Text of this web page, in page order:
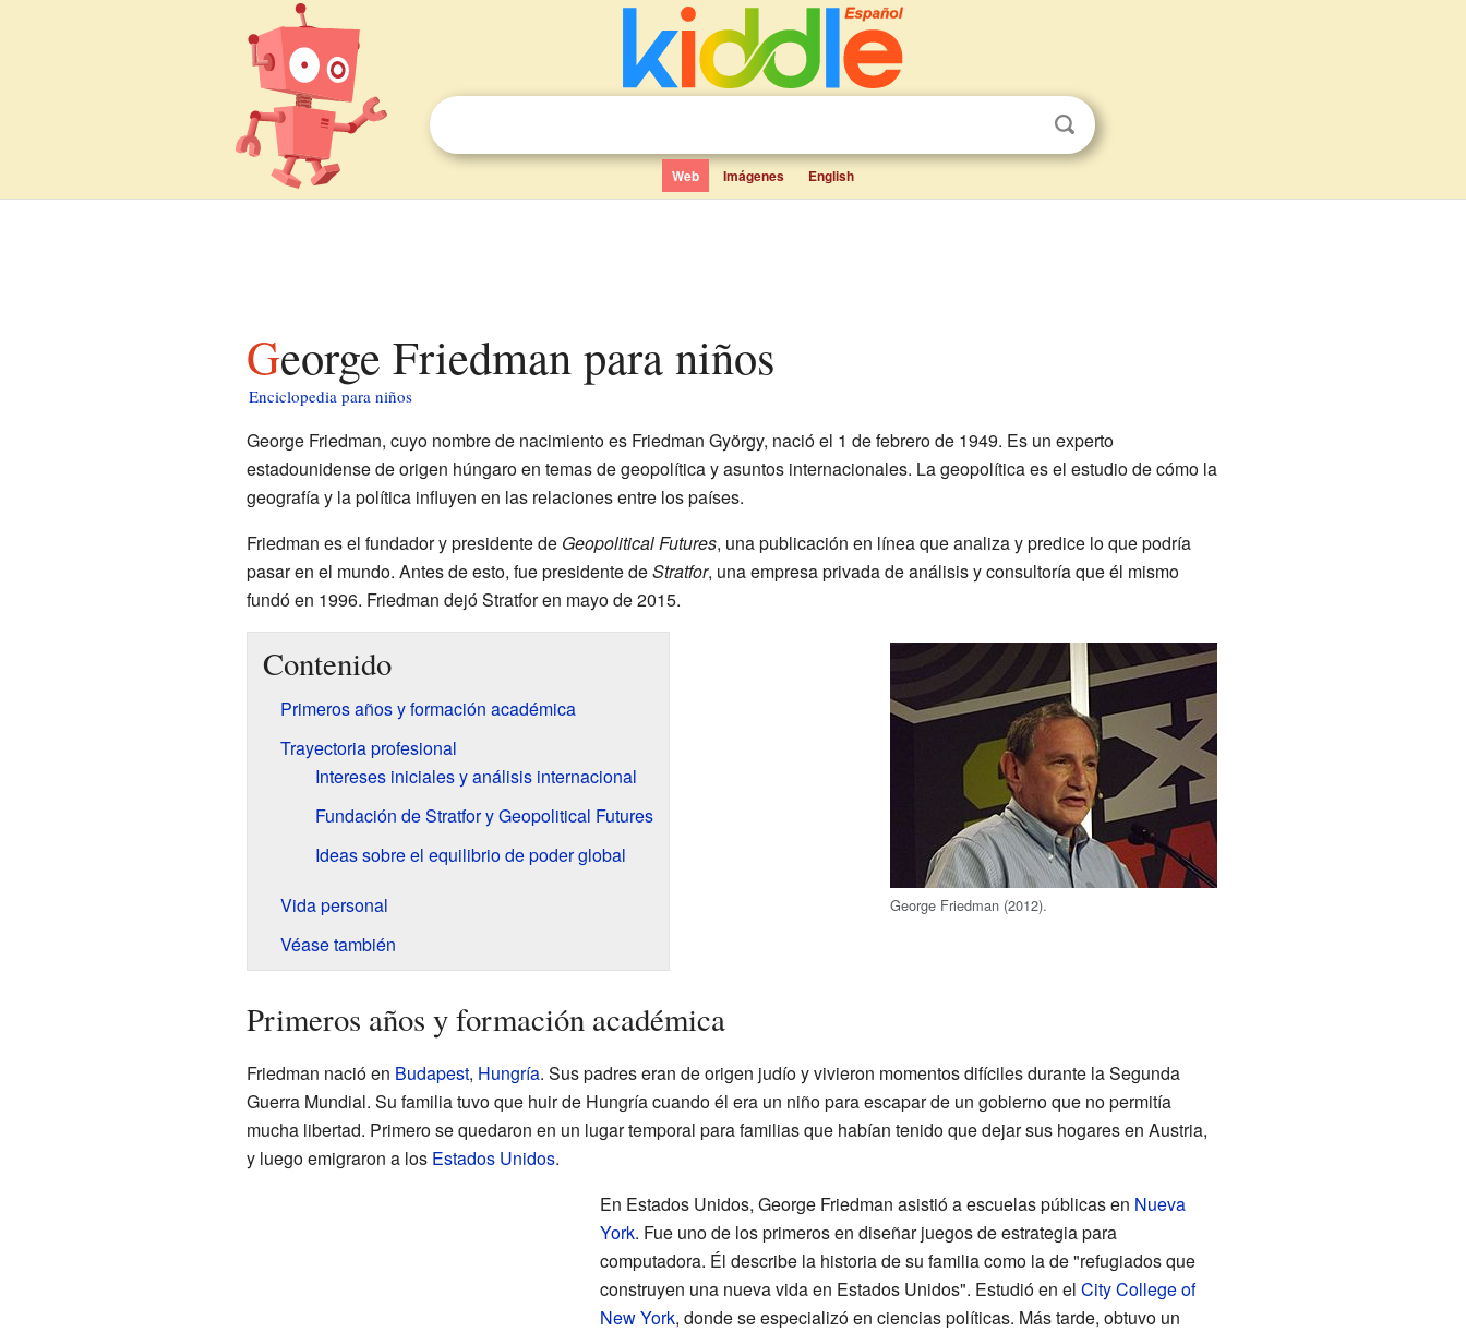
Web Imágenes English
George Friedman para niños
Enciclopedia para niños
George Friedman, cuyo nombre de nacimiento es Friedman György, nació el 1 de febrero de 1949. Es un experto
estadounidense de origen húngaro en temas de geopolítica y asuntos internacionales. La geopolítica es el estudio de cómo la
geografía y la política influyen en las relaciones entre los países.
Friedman es el fundador y presidente de Geopolitical Futures, una publicación en línea que analiza y predice lo que podría
pasar en el mundo. Antes de esto, fue presidente deStratfor, una empresa privada de análisis y consultoría que él mismo
fundó en 1996. Friedman dejó Stratfor en mayo de 2015.
George Friedman (2012).
Contenido
Primeros años y formación académica
Trayectoria profesional
Intereses iniciales y análisis internacional
Fundación de Stratfor y Geopolitical Futures
Ideas sobre el equilibrio de poder global
Vida personal
Véase también
Primeros años y formación académica
Friedman nació en Budapest, Hungría. Sus padres eran de origen judío y vivieron momentos difíciles durante la Segunda
Guerra Mundial. Su familia tuvo que huir de Hungría cuando él era un niño para escapar de un gobierno que no permitía
mucha libertad. Primero se quedaron en un lugar temporal para familias que habían tenido que dejar sus hogares en Austria,
y luego emigraron a los Estados Unidos.
En Estados Unidos, George Friedman asistió a escuelas públicas en Nueva
York. Fue uno de los primeros en diseñar juegos de estrategia para
computadora. Él describe la historia de su familia como la de "refugiados que
construyen una nueva vida en Estados Unidos". Estudió en el City College of
New York, donde se especializó en ciencias políticas. Más tarde, obtuvo un